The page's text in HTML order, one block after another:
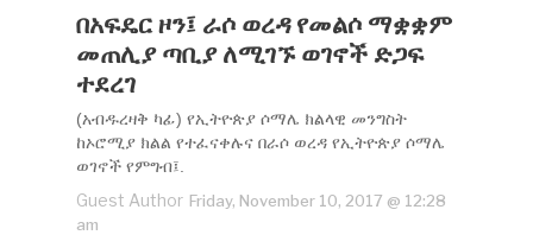
በአፍዴር ዞን፤ ራሶ ወረዳ የመልሶ ማቋቋም
መጠሊያ ጣቢያ ለሚገኙ ወገኖች ድጋፍ
ተደረገ
(አብዱረዛቅ ካፊ) የኢትዮጵያ ሶማሌ ክልላዊ መንግስት
ከኦሮሚያ ክልል የተፈናቀሉና በራሶ ወረዳ የኢትዮጵያ ሶማሌ
ወገኖች የምግብ፤.
Guest Author Friday, November 10, 2017 @ 12:28
am